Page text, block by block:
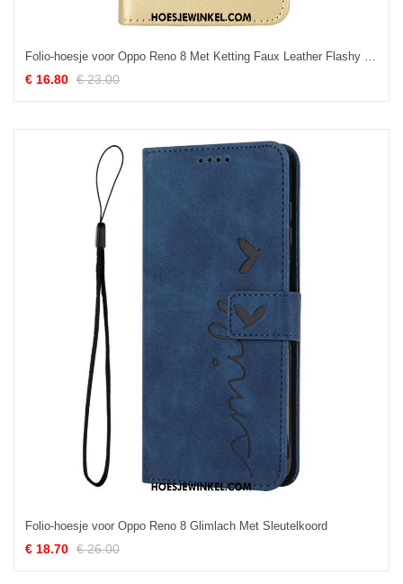
Folio-hoesje voor Oppo Reno 8 Met Ketting Faux Leather Flashy Met Riem
€ 16.80 € 23.00
Folio-hoesje voor Oppo Reno 8 Glimlach Met Sleutelkoord
€ 18.70 € 26.00